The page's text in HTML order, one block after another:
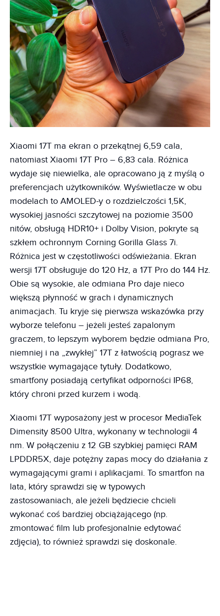
Xiaomi 17T ma ekran o przekątnej 6,59 cala,
natomiast Xiaomi 17T Pro – 6,83 cala. Różnica
wydaje się niewielka, ale opracowano ją z myślą o
preferencjach użytkowników. Wyświetlacze w obu
modelach to AMOLED-y o rozdzielczości 1,5K,
wysokiej jasności szczytowej na poziomie 3500
nitów, obsługą HDR10+ i Dolby Vision, pokryte są
szkłem ochronnym Corning Gorilla Glass 7i.
Różnica jest w częstotliwości odświeżania. Ekran
wersji 17T obsługuje do 120 Hz, a 17T Pro do 144 Hz.
Obie są wysokie, ale odmiana Pro daje nieco
większą płynność w grach i dynamicznych
animacjach. Tu kryje się pierwsza wskazówka przy
wyborze telefonu – jeżeli jesteś zapalonym
graczem, to lepszym wyborem będzie odmiana Pro,
niemniej i na „zwykłej” 17T z łatwością pograsz we
wszystkie wymagające tytuły. Dodatkowo,
smartfony posiadają certyfikat odporności IP68,
który chroni przed kurzem i wodą.
Xiaomi 17T wyposażony jest w procesor MediaTek
Dimensity 8500 Ultra, wykonany w technologii 4
nm. W połączeniu z 12 GB szybkiej pamięci RAM
LPDDR5X, daje potężny zapas mocy do działania z
wymagającymi grami i aplikacjami. To smartfon na
lata, który sprawdzi się w typowych
zastosowaniach, ale jeżeli będziecie chcieli
wykonać coś bardziej obciążającego (np.
zmontować film lub profesjonalnie edytować
zdjęcia), to również sprawdzi się doskonale.